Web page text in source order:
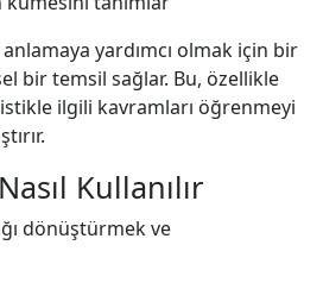
anlamaya yardımcı olmak için bir
bir temsil sağlar. Bu, özellikle
ilgili kavramları öğrenmeyi
Kullanılır
dönüştürmek ve